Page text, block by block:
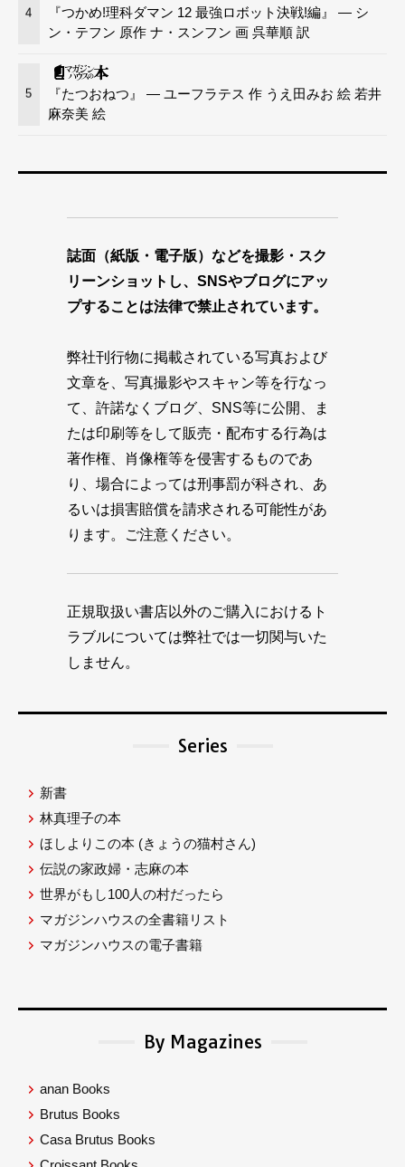
4
『つかめ!理科ダマン 12 最強ロボット決戦!編』 — シ
ン・テフン 原作 ナ・スンフン 画 呉華順 訳
5
『たつおねつ』 — ユーフラテス 作 うえ田みお 絵 若井
麻奈美 絵
誌面（紙版・電子版）などを撮影・スク
リーンショットし、SNSやブログにアッ
プすることは法律で禁止されています。
弊社刊行物に掲載されている写真および
文章を、写真撮影やスキャン等を行なっ
て、許諾なくブログ、SNS等に公開、ま
たは印刷等をして販売・配布する行為は
著作権、肖像権等を侵害するものであ
り、場合によっては刑事罰が科され、あ
るいは損害賠償を請求される可能性があ
ります。ご注意ください。
正規取扱い書店以外のご購入におけるト
ラブルについては弊社では一切関与いた
しません。
Series
新書
林真理子の本
ほしよりこの本 (きょうの猫村さん)
伝説の家政婦・志麻の本
世界がもし100人の村だったら
マガジンハウスの全書籍リスト
マガジンハウスの電子書籍
By Magazines
anan Books
Brutus Books
Casa Brutus Books